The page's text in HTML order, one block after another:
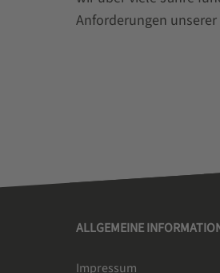
Anforderungen
ALLGEMEINE
Impressum